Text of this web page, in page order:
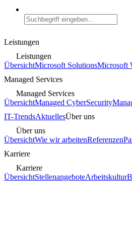
Leistungen
Leistungen
ÜbersichtMicrosoft SolutionsMicrosoft
Managed Services
Managed Services
ÜbersichtManaged CyberSecurity
IT-TrendsAktuellesÜber uns
Über uns
ÜbersichtWie wir arbeitenReferenzen
Karriere
Karriere
ÜbersichtStellenangeboteArbeitskultur